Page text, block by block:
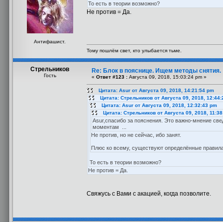
Антифашист.
То есть в теории возможно?
Не против = Да.
Тому пошлём свет, кто улыбается тьме.
Стрельников
Гость
Re: Блок в пояснице. Ищем методы снятия.
« Ответ #123 : Августа 09, 2018, 15:03:24 pm »
Цитата: Asur от Августа 09, 2018, 14:21:54 pm
Цитата: Стрельников от Августа 09, 2018,
Цитата: Asur от Августа 09, 2018, 12:32:43 pm
Цитата: Стрельников от Августа 09, 2018,
Asur,спасибо за пояснения. Это важно-мнение
моментам ...
Не против, но не сейчас, ибо занят.
Плюс ко всему, существуют определённые
То есть в теории возможно?
Не против = Да.
Свяжусь с Вами с акацией, когда позволите.